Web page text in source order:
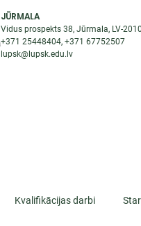
JŪRMALA
Vidus prospekts 38, Jūrmala, LV-
+371 25448404, +371 67752507
lupsk@lupsk.edu.lv
Kvalifikācijas darbi